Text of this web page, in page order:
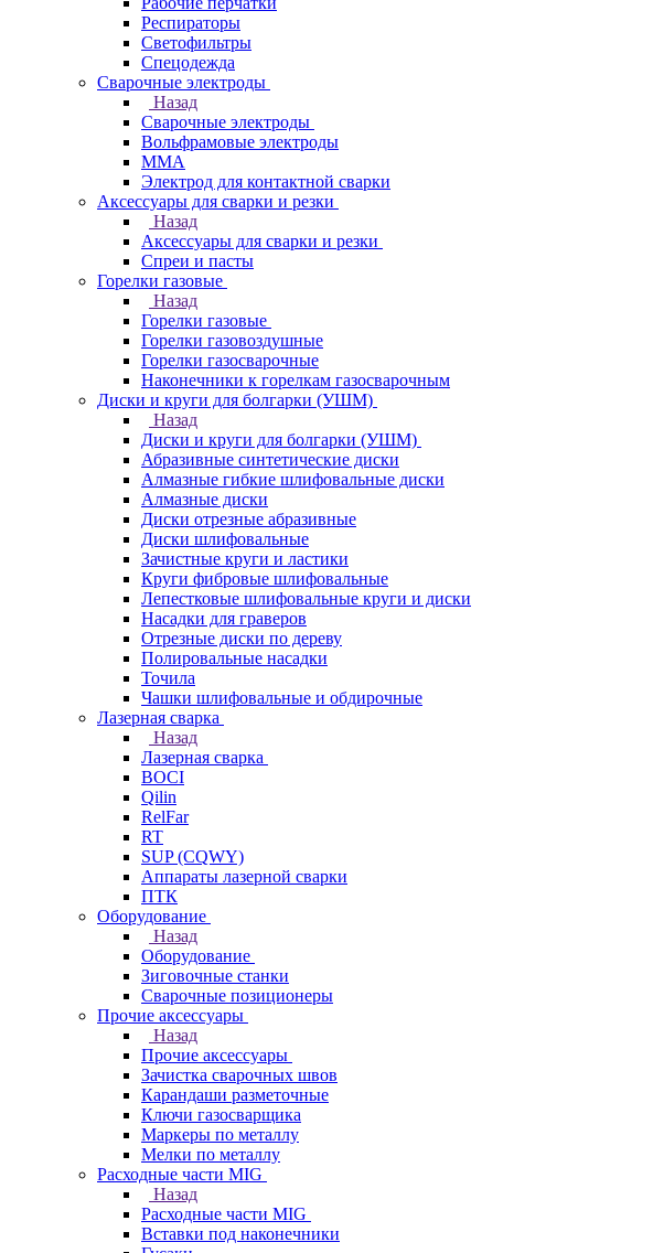
Респираторы
Светофильтры
Спецодежда
Сварочные электроды
Назад
Сварочные электроды
Вольфрамовые электроды
ММА
Электрод для контактной сварки
Аксессуары для сварки и резки
Назад
Аксессуары для сварки и резки
Спреи и пасты
Горелки газовые
Назад
Горелки газовые
Горелки газовоздушные
Горелки газосварочные
Наконечники к горелкам газосварочным
Диски и круги для болгарки (УШМ)
Назад
Диски и круги для болгарки (УШМ)
Абразивные синтетические диски
Алмазные гибкие шлифовальные диски
Алмазные диски
Диски отрезные абразивные
Диски шлифовальные
Зачистные круги и ластики
Круги фибровые шлифовальные
Лепестковые шлифовальные круги и диски
Насадки для граверов
Отрезные диски по дереву
Полировальные насадки
Точила
Чашки шлифовальные и обдирочные
Лазерная сварка
Назад
Лазерная сварка
BOCI
Qilin
RelFar
RT
SUP (CQWY)
Аппараты лазерной сварки
ПТК
Оборудование
Назад
Оборудование
Зиговочные станки
Сварочные позиционеры
Прочие аксессуары
Назад
Прочие аксессуары
Зачистка сварочных швов
Карандаши разметочные
Ключи газосварщика
Маркеры по металлу
Мелки по металлу
Расходные части MIG
Назад
Расходные части MIG
Вставки под наконечники